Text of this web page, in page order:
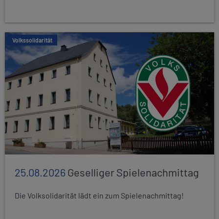
Volkssolidarität
25.08.2026Geselliger Spielenachmittag
Die Volksolidarität lädt ein zum Spielenachmittag!